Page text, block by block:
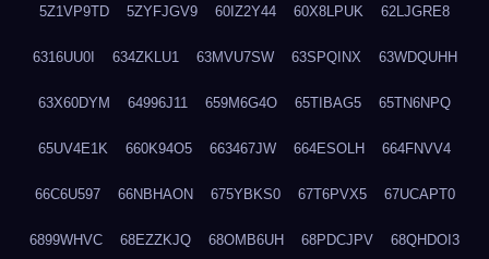
5Z1VP9TD 5ZYFJGV9 60IZ2Y44 60X8LPUK 62LJGRE8
6316UU0I 634ZKLU1 63MVU7SW 63SPQINX 63WDQUHH
63X60DYM 64996J11 659M6G4O 65TIBAG5 65TN6NPQ
65UV4E1K 660K94O5 663467JW 664ESOLH 664FNVV4
66C6U597 66NBHAON 675YBKS0 67T6PVX5 67UCAPT0
6899WHVC 68EZZKJQ 68OMB6UH 68PDCJPV 68QHDOI3